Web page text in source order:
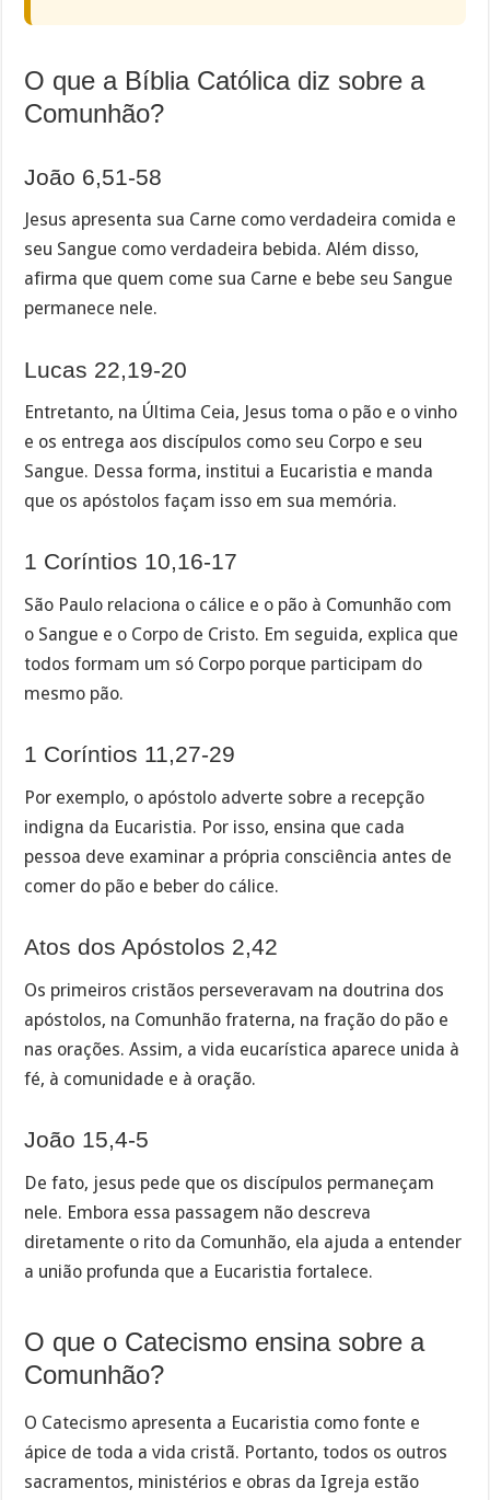
O que a Bíblia Católica diz sobre a
Comunhão?
João 6,51-58
Jesus apresenta sua Carne como verdadeira comida e
seu Sangue como verdadeira bebida. Além disso,
afirma que quem come sua Carne e bebe seu Sangue
permanece nele.
Lucas 22,19-20
Entretanto, na Última Ceia, Jesus toma o pão e o vinho
e os entrega aos discípulos como seu Corpo e seu
Sangue. Dessa forma, institui a Eucaristia e manda
que os apóstolos façam isso em sua memória.
1 Coríntios 10,16-17
São Paulo relaciona o cálice e o pão à Comunhão com
o Sangue e o Corpo de Cristo. Em seguida, explica que
todos formam um só Corpo porque participam do
mesmo pão.
1 Coríntios 11,27-29
Por exemplo, o apóstolo adverte sobre a recepção
indigna da Eucaristia. Por isso, ensina que cada
pessoa deve examinar a própria consciência antes de
comer do pão e beber do cálice.
Atos dos Apóstolos 2,42
Os primeiros cristãos perseveravam na doutrina dos
apóstolos, na Comunhão fraterna, na fração do pão e
nas orações. Assim, a vida eucarística aparece unida à
fé, à comunidade e à oração.
João 15,4-5
De fato, jesus pede que os discípulos permaneçam
nele. Embora essa passagem não descreva
diretamente o rito da Comunhão, ela ajuda a entender
a união profunda que a Eucaristia fortalece.
O que o Catecismo ensina sobre a
Comunhão?
O Catecismo apresenta a Eucaristia como fonte e
ápice de toda a vida cristã. Portanto, todos os outros
sacramentos, ministérios e obras da Igreja estão